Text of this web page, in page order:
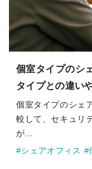
個室タイプのシ
タイプとの違い
個室タイプのシェ
較して、セキュリ
が…
#シェアオフィス #